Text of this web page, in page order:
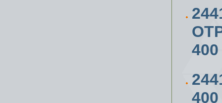
400